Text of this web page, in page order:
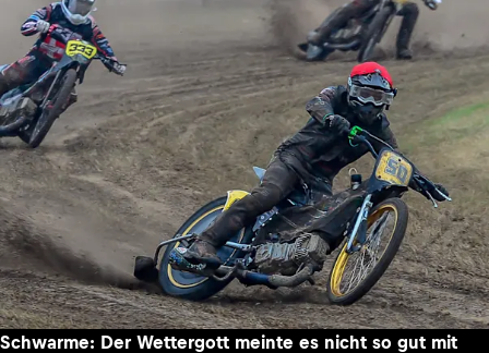
Schwarme: Der Wettergott meinte es nicht so gut mit